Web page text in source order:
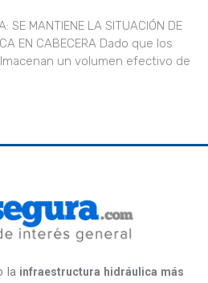
SE MANTIENE LA SITUACIÓN DE
EN CABECERA Dado que los
un volumen efectivo de
la infraestructura hidráulica más